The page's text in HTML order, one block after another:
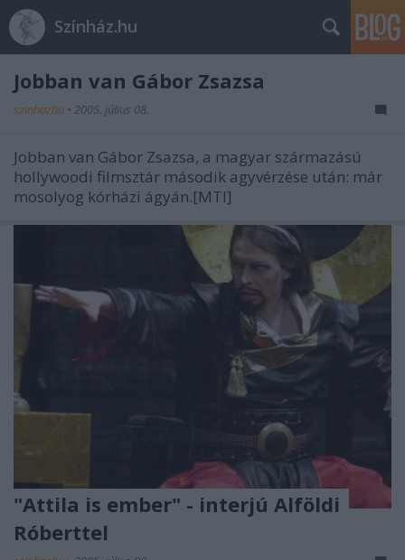
Színház.hu
Jobban van Gábor Zsazsa
szinhazhu • 2005. július 08.
Jobban van Gábor Zsazsa, a magyar származású
hollywoodi filmsztár második agyvérzése után: már
mosolyog kórházi ágyán.[MTI]
"Attila is ember" - interjú Alföldi
Róberttel